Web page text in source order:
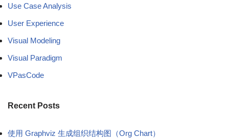
Use Case Analysis
User Experience
Visual Modeling
Visual Paradigm
VPasCode
Recent Posts
使用 Graphviz 生成组织结构图（Org Chart）